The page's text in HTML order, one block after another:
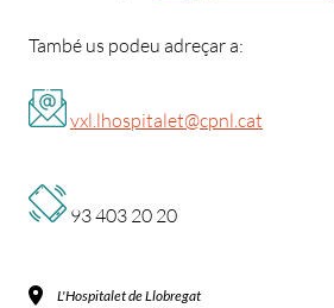
També us podeu adreçar a:
vxl.lhospitalet@cpnl.cat
93 403 20 20
L'Hospitalet de Llobregat